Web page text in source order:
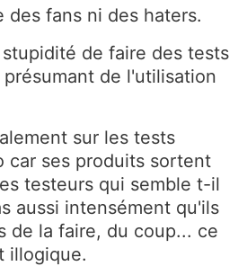
des fans ni des haters.
de faire des tests
de l'utilisation
sur les tests
car ses produits sortent
testeurs qui semble t-il
aussi intensément qu'ils
de la faire, du coup... ce
illogique.